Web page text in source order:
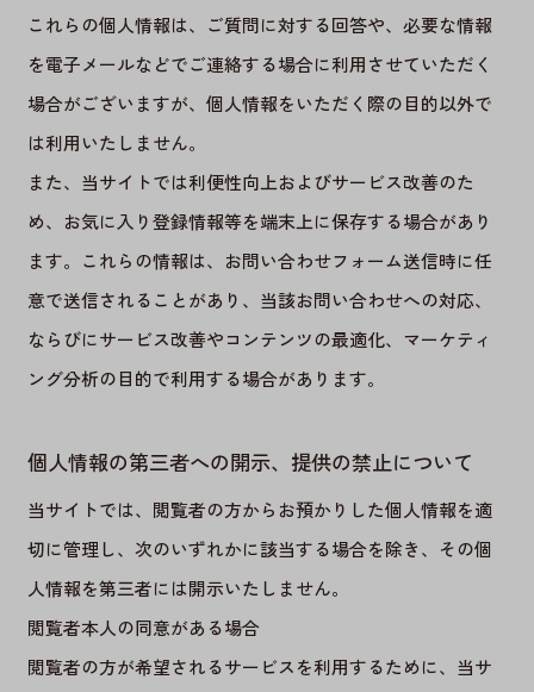
これらの個人情報は、ご質問に対する回答や、必要な情報
を電子メールなどでご連絡する場合に利用させていただく
場合がございますが、個人情報をいただく際の目的以外で
は利用いたしません。
また、当サイトでは利便性向上およびサービス改善のた
め、お気に入り登録情報等を端末上に保存する場合があり
ます。これらの情報は、お問い合わせフォーム送信時に任
意で送信されることがあり、当該お問い合わせへの対応、
ならびにサービス改善やコンテンツの最適化、マーケティ
ング分析の目的で利用する場合があります。
個人情報の第三者への開示、提供の禁止について
当サイトでは、閲覧者の方からお預かりした個人情報を適
切に管理し、次のいずれかに該当する場合を除き、その個
人情報を第三者には開示いたしません。
閲覧者本人の同意がある場合
閲覧者の方が希望されるサービスを利用するために、当サ